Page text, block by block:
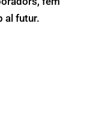
al futur.